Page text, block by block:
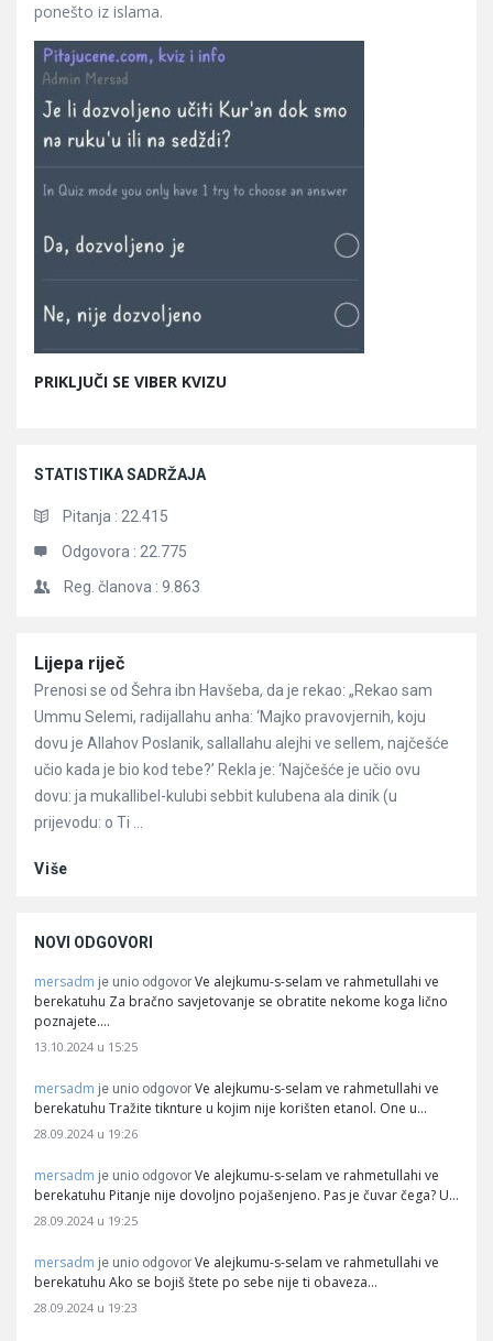
ponešto iz islama.
PRIKLJUČI SE VIBER KVIZU
STATISTIKA SADRŽAJA
Pitanja : 22.415
Odgovora : 22.775
Reg. članova : 9.863
Članci
Lijepa riječ
Prenosi se od Šehra ibn Havšeba, da je rekao: „Rekao sam
Ummu Selemi, radijallahu anha: ‘Majko pravovjernih, koju
dovu je Allahov Poslanik, sallallahu alejhi ve sellem, najčešće
učio kada je bio kod tebe?’ Rekla je: ‘Najčešće je učio ovu
dovu: ja mukallibel-kulubi sebbit kulubena ala dinik (u
prijevodu: o Ti ...
Više
NOVI ODGOVORI
mersadm je unio odgovor Ve alejkumu-s-selam ve rahmetullahi ve
berekatuhu Za bračno savjetovanje se obratite nekome koga lično
poznajete.…
13.10.2024 u 15:25
mersadm je unio odgovor Ve alejkumu-s-selam ve rahmetullahi ve
berekatuhu Tražite tiknture u kojim nije korišten etanol. One u…
28.09.2024 u 19:26
mersadm je unio odgovor Ve alejkumu-s-selam ve rahmetullahi ve
berekatuhu Pitanje nije dovoljno pojašenjeno. Pas je čuvar čega? U…
28.09.2024 u 19:25
mersadm je unio odgovor Ve alejkumu-s-selam ve rahmetullahi ve
berekatuhu Ako se bojiš štete po sebe nije ti obaveza…
28.09.2024 u 19:23